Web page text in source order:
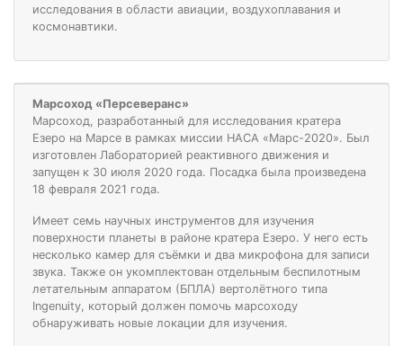
исследования в области авиации, воздухоплавания и
космонавтики.
Марсоход «Персеверанс»
Марсоход, разработанный для исследования кратера
Езеро на Марсе в рамках миссии НАСА «Марс-2020». Был
изготовлен Лабораторией реактивного движения и
запущен к 30 июля 2020 года. Посадка была произведена
18 февраля 2021 года.
Имеет семь научных инструментов для изучения
поверхности планеты в районе кратера Езеро. У него есть
несколько камер для съёмки и два микрофона для записи
звука. Также он укомплектован отдельным беспилотным
летательным аппаратом (БПЛА) вертолётного типа
Ingenuity, который должен помочь марсоходу
обнаруживать новые локации для изучения.